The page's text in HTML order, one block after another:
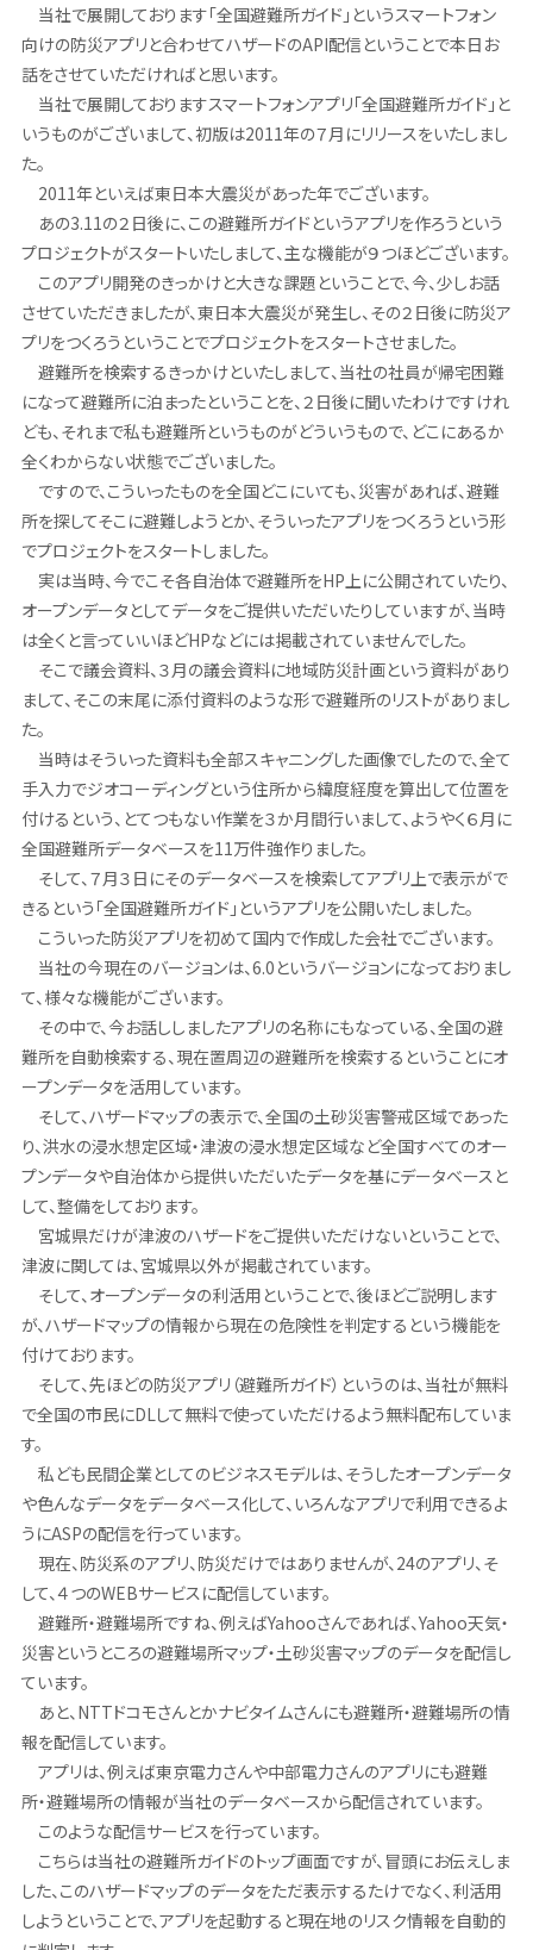
当社で展開しております「全国避難所ガイド」というスマートフォン
向けの防災アプリと合わせてハザードのAPI配信ということで本日お
話をさせていただければと思います。
当社で展開しておりますスマートフォンアプリ「全国避難所ガイド」と
いうものがございまして、初版は2011年の７月にリリースをいたしまし
た。
2011年といえば東日本大震災があった年でございます。
あの3.11の２日後に、この避難所ガイドというアプリを作ろうという
プロジェクトがスタートいたしまして、主な機能が９つほどございます。
このアプリ開発のきっかけと大きな課題ということで、今、少しお話
させていただきましたが、東日本大震災が発生し、その２日後に防災ア
プリをつくろうということでプロジェクトをスタートさせました。
避難所を検索するきっかけといたしまして、当社の社員が帰宅困難
になって避難所に泊まったということを、２日後に聞いたわけですけれ
ども、それまで私も避難所というものがどういうもので、どこにあるか
全くわからない状態でございました。
ですので、こういったものを全国どこにいても、災害があれば、避難
所を探してそこに避難しようとか、そういったアプリをつくろうという形
でプロジェクトをスタートしました。
実は当時、今でこそ各自治体で避難所をHP上に公開されていたり、
オープンデータとしてデータをご提供いただいたりしていますが、当時
は全くと言っていいほどHPなどには掲載されていませんでした。
そこで議会資料、３月の議会資料に地域防災計画という資料があり
まして、そこの末尾に添付資料のような形で避難所のリストがありまし
た。
当時はそういった資料も全部スキャニングした画像でしたので、全て
手入力でジオコーディングという住所から緯度経度を算出して位置を
付けるという、とてつもない作業を３か月間行いまして、ようやく６月に
全国避難所データベースを11万件強作りました。
そして、７月３日にそのデータベースを検索してアプリ上で表示がで
きるという「全国避難所ガイド」というアプリを公開いたしました。
こういった防災アプリを初めて国内で作成した会社でございます。
当社の今現在のバージョンは、6.0というバージョンになっておりまし
て、様々な機能がございます。
その中で、今お話ししましたアプリの名称にもなっている、全国の避
難所を自動検索する、現在置周辺の避難所を検索するということにオ
ープンデータを活用しています。
そして、ハザードマップの表示で、全国の土砂災害警戒区域であった
り、洪水の浸水想定区域・津波の浸水想定区域など全国すべてのオー
プンデータや自治体から提供いただいたデータを基にデータベースと
して、整備をしております。
宮城県だけが津波のハザードをご提供いただけないということで、
津波に関しては、宮城県以外が掲載されています。
そして、オープンデータの利活用ということで、後ほどご説明します
が、ハザードマップの情報から現在の危険性を判定するという機能を
付けております。
そして、先ほどの防災アプリ（避難所ガイド）というのは、当社が無料
で全国の市民にDLして無料で使っていただけるよう無料配布していま
す。
私ども民間企業としてのビジネスモデルは、そうしたオープンデータ
や色んなデータをデータベース化して、いろんなアプリで利用できるよ
うにASPの配信を行っています。
現在、防災系のアプリ、防災だけではありませんが、24のアプリ、そ
して、４つのWEBサービスに配信しています。
避難所・避難場所ですね、例えばYahooさんであれば、Yahoo天気・
災害というところの避難場所マップ・土砂災害マップのデータを配信し
ています。
あと、NTTドコモさんとかナビタイムさんにも避難所・避難場所の情
報を配信しています。
アプリは、例えば東京電力さんや中部電力さんのアプリにも避難
所・避難場所の情報が当社のデータベースから配信されています。
このような配信サービスを行っています。
こちらは当社の避難所ガイドのトップ画面ですが、冒頭にお伝えしま
した、このハザードマップのデータをただ表示するたけでなく、利活用
しようということで、アプリを起動すると現在地のリスク情報を自動的